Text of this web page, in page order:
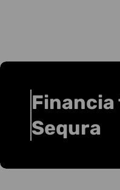
Sequra